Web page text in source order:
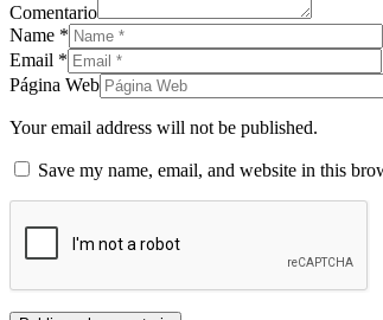
Comentario
Name *
Email *
Página Web
Your email address will not be published.
Save my name, email, and website in this